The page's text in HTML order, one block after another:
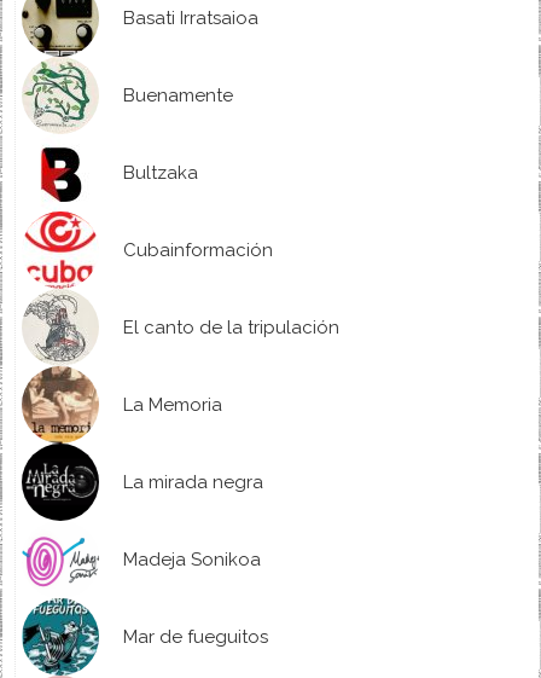
Basati Irratsaioa
Buenamente
Bultzaka
Cubainformación
El canto de la tripulación
La Memoria
La mirada negra
Madeja Sonikoa
Mar de fueguitos